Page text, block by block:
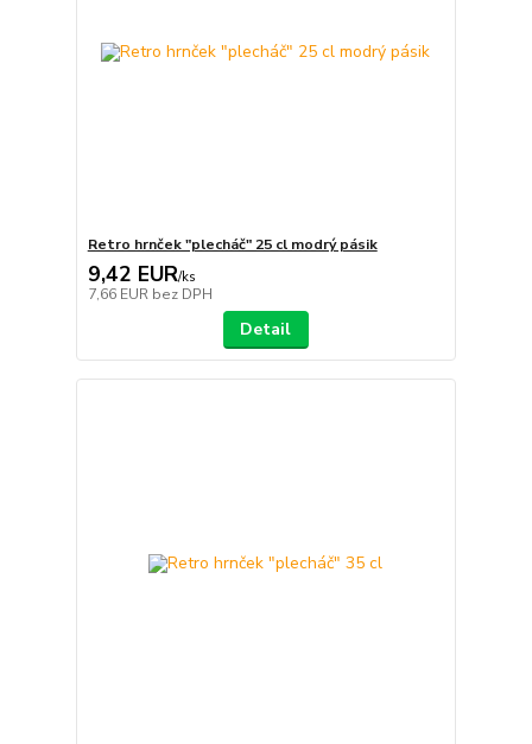
Retro hrnček "plecháč" 25 cl modrý pásik
9,42 EUR/ks
7,66 EUR bez DPH
Detail